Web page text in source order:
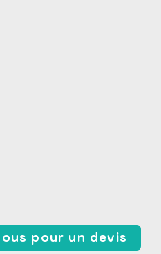
pour un devis